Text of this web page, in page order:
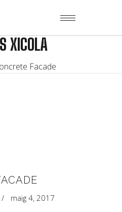
XICOLA
Facade
maig 4, 2017